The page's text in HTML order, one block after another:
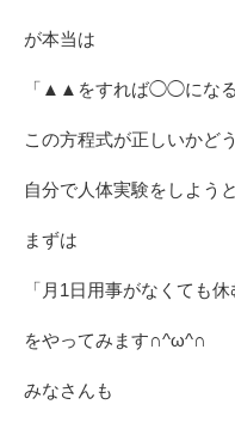
が本当は
「▲▲をすれば◯◯になる
この方程式が正しいかど
自分で人体実験をしよう
まずは
「月1日用事がなくても休
をやってみます∩^ω^∩
みなさんも